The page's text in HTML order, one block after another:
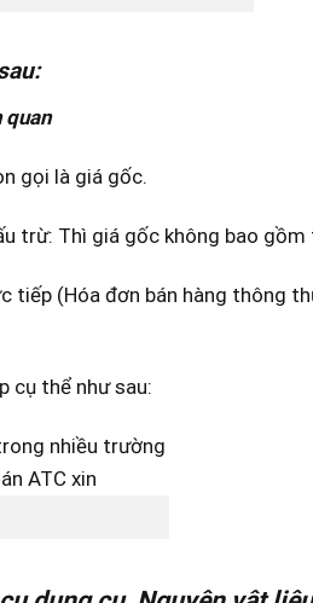
gọi là giá gốc.
trừ: Thì giá gốc không bao gồm
tiếp (Hóa đơn bán hàng thông
cụ thể như sau: